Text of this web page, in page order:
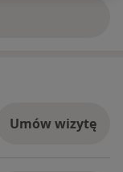
Umów wizytę